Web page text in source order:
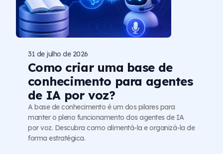
Como criar uma base de
conhecimento para agentes
de IA por voz?
31 de julho de 2026
A base de conhecimento é um dos pilares para
manter o pleno funcionamento dos agentes de IA
por voz. Descubra como alimentá-la e organizá-la de
forma estratégica.